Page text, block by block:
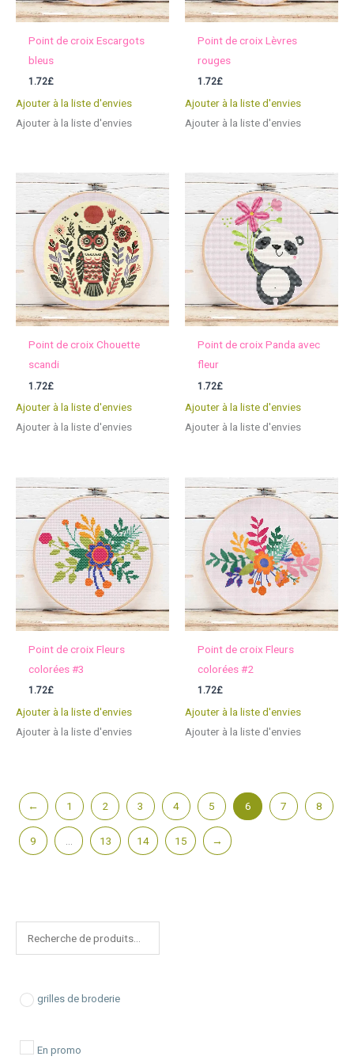
e
grilles de broderie
En promo
Point de croix Escargots
bleus
1.72£
Ajouter à la liste d'envies
Ajouter à la liste d'envies
Point de croix Lèvres
rouges
1.72£
Ajouter à la liste d'envies
Ajouter à la liste d'envies
Point de croix Chouette
scandi
1.72£
Ajouter à la liste d'envies
Ajouter à la liste d'envies
Point de croix Panda avec
fleur
1.72£
Ajouter à la liste d'envies
Ajouter à la liste d'envies
Point de croix Fleurs
colorées #3
1.72£
Ajouter à la liste d'envies
Ajouter à la liste d'envies
Point de croix Fleurs
colorées #2
1.72£
Ajouter à la liste d'envies
Ajouter à la liste d'envies
← 1 2 3 4 5 6 7 8
9 13 14 15 →